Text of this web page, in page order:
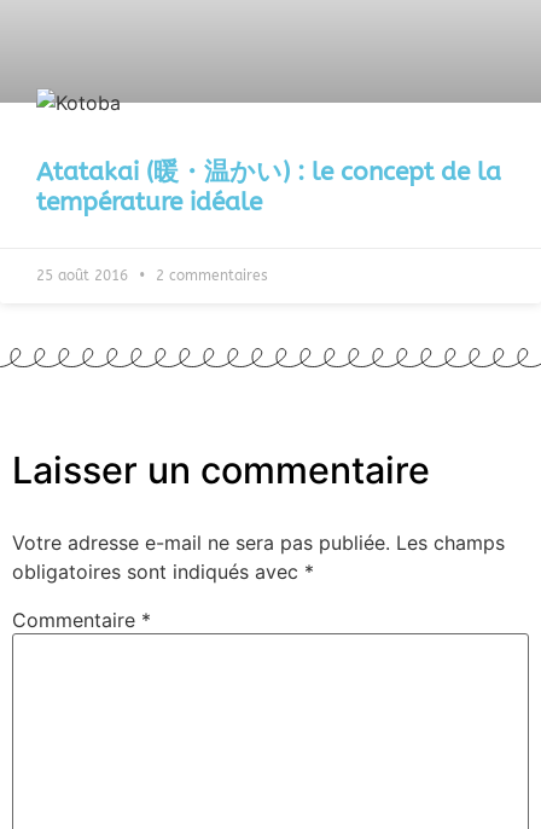
Atatakai (暖・温かい) : le concept de la
température idéale
25 août 2016 2 commentaires
Laisser un commentaire
Votre adresse e-mail ne sera pas publiée. Les champs
obligatoires sont indiqués avec *
Commentaire *